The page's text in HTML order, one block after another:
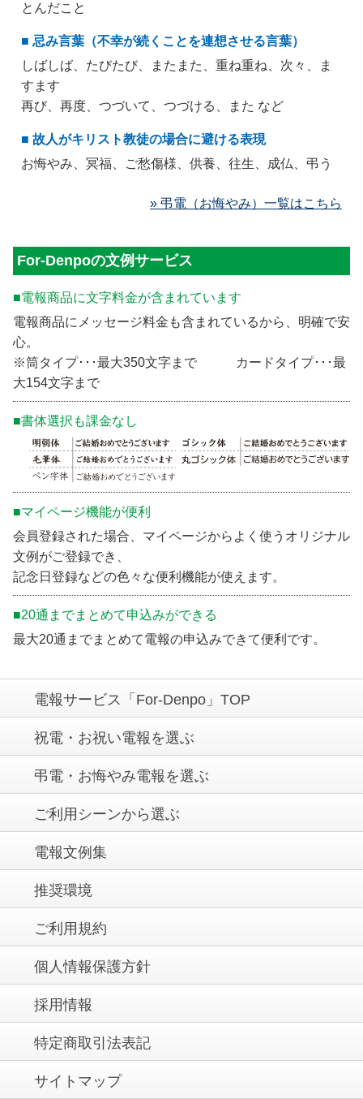
とんだこと
■ 忌み言葉（不幸が続くことを連想させる言葉）
しばしば、たびたび、またまた、重ね重ね、次々、ま
すます
再び、再度、つづいて、つづける、また など
■ 故人がキリスト教徒の場合に避ける表現
お悔やみ、冥福、ご愁傷様、供養、往生、成仏、弔う
» 弔電（お悔やみ）一覧はこちら
For-Denpoの文例サービス
■電報商品に文字料金が含まれています
電報商品にメッセージ料金も含まれているから、明確で安
心。
※筒タイプ･･･最大350文字まで カードタイプ･･･最
大154文字まで
■書体選択も課金なし
■マイページ機能が便利
会員登録された場合、マイページからよく使うオリジナル
文例がご登録でき、
記念日登録などの色々な便利機能が使えます。
■20通までまとめて申込みができる
最大20通までまとめて電報の申込みできて便利です。
電報サービス「For-Denpo」TOP
祝電・お祝い電報を選ぶ
弔電・お悔やみ電報を選ぶ
ご利用シーンから選ぶ
電報文例集
推奨環境
ご利用規約
個人情報保護方針
採用情報
特定商取引法表記
サイトマップ